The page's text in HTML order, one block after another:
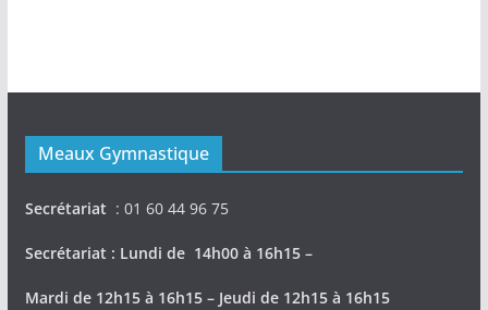
Meaux Gymnastique
Secrétariat : 01 60 44 96 75
Secrétariat : Lundi de 14h00 à 16h15 –
Mardi de 12h15 à 16h15 – Jeudi de 12h15 à 16h15